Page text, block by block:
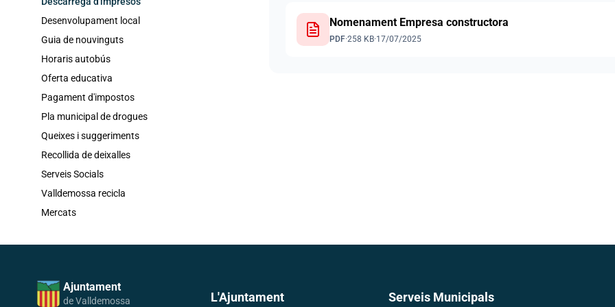
Desenvolupament local
Guia de nouvinguts
Horaris autobús
Oferta educativa
Pagament d'impostos
Pla municipal de drogues
Queixes i suggeriments
Recollida de deixalles
Serveis Socials
Valldemossa recicla
Mercats
Nomenament Empresa constructora
PDF·258 KB·17/07/2025
Ajuntament
de Valldemossa L'Ajuntament Serveis Municipals